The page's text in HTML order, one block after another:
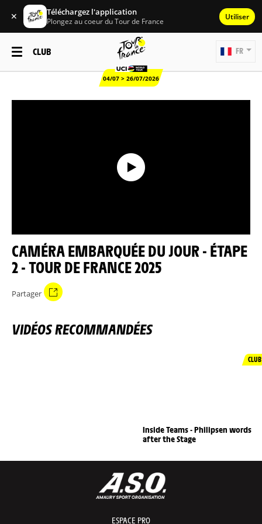
✕ Téléchargez l'application
Plongez au coeur du Tour de France Utiliser
CLUB
04/07 > 26/07/2026
FR
CAMÉRA EMBARQUÉE DU JOUR - ÉTAPE
2 - TOUR DE FRANCE 2025
Partager
VIDÉOS RECOMMANDÉES
CLUB
Inside Teams - Philipsen words
after the Stage
ESPACE PRO